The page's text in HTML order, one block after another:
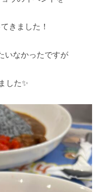
きました！
いなかったですが
した✨